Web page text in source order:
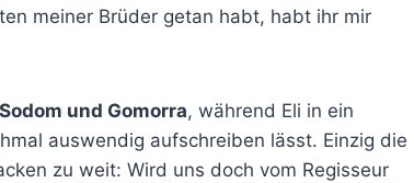
meiner Brüder getan habt, habt ihr mir
Sodom und Gomorra, während Eli in ein
auswendig aufschreiben lässt. Einzig die
zu weit: Wird uns doch vom Regisseur